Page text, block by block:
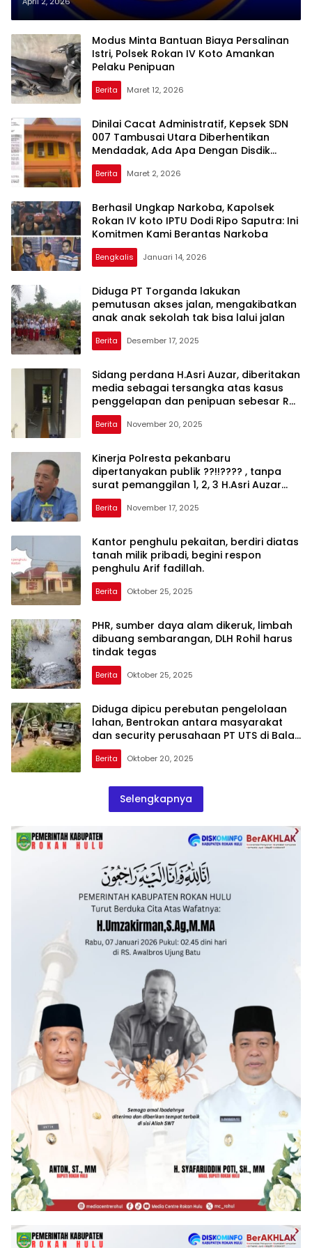
Pihak Bisa Dilaporkan
Modus Minta Bantuan Biaya Persalinan
Istri, Polsek Rokan IV Koto Amankan
Pelaku Penipuan
Berita Maret 12, 2026
Dinilai Cacat Administratif, Kepsek SDN
007 Tambusai Utara Diberhentikan
Mendadak, Ada Apa Dengan Disdik
Rohul?
Berita Maret 2, 2026
Berhasil Ungkap Narkoba, Kapolsek
Rokan IV koto IPTU Dodi Ripo Saputra: Ini
Komitmen Kami Berantas Narkoba
Bengkalis Januari 14, 2026
Diduga PT Torganda lakukan
pemutusan akses jalan, mengakibatkan
anak anak sekolah tak bisa lalui jalan
Berita Desember 17, 2025
Sidang perdana H.Asri Auzar, diberitakan
media sebagai tersangka atas kasus
penggelapan dan penipuan sebesar Rp
5,2 milyar, ternyata jpu mengatakan
hanya 300 juta.
Berita November 20, 2025
Kinerja Polresta pekanbaru
dipertanyakan publik ??!!???? , tanpa
surat pemanggilan 1, 2, 3 H.Asri Auzar
langsung dijemput dijakarta dan
langsung ditahan
Berita November 17, 2025
Kantor penghulu pekaitan, berdiri diatas
tanah milik pribadi, begini respon
penghulu Arif fadillah.
Berita Oktober 25, 2025
PHR, sumber daya alam dikeruk, limbah
dibuang sembarangan, DLH Rohil harus
tindak tegas
Berita Oktober 25, 2025
Diduga dipicu perebutan pengelolaan
lahan, Bentrokan antara masyarakat
dan security perusahaan PT UTS di Balai
jaya
Berita Oktober 20, 2025
Selengkapnya